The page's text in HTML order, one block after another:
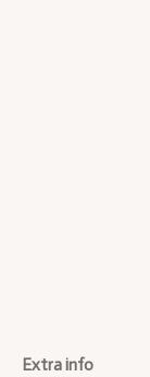
Extra info